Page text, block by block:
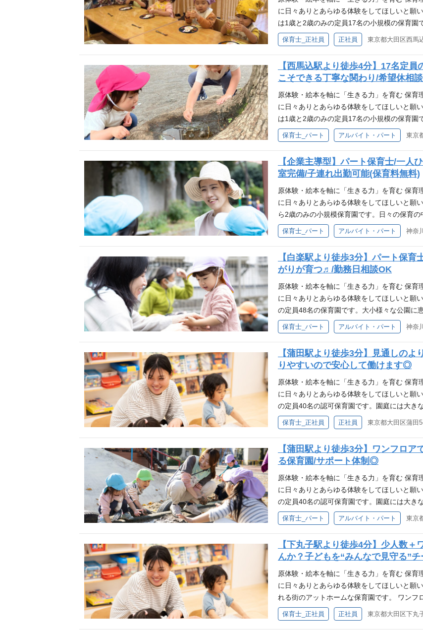
に日々ありとあらゆる体験をしてほしいと願
は1歳と2歳のみの定員17名の小規模の保育
お昼時にはガラス張りの調理室から漂う匂い
さな保育園です。 「小規模園＝ゆったりで負
人ひとりの子どもに深く関われること、 職
す。 「困ったときは自然と声を掛け合う」そ
り添い「自己肯定感」を育む保育を行ってい
ps://kids-lab.co.jp/schedule/ 原体験バスで、
体験バス」を導入。各園で子どもたちが自分
けています。普段の遊びのなかでも、泥んこ
り…こどもたちの「やりたい！」をどうやっ
冊）から、130冊が移動図書館として全園を
扉。移動図書館の本はご家庭への貸し出しも
られたりと保護者支援の一つにもなっていま
保育士_正社員 正社員 東京都大田区西馬
【西馬込駅より徒歩4分】17名定
こそできる丁寧な関わり/希望休相
原体験・絵本を軸に「生きる力」を育む 保
に日々ありとあらゆる体験をしてほしいと願
は1歳と2歳のみの定員17名の小規模の保育
お昼時にはガラス張りの調理室から漂う匂い
さな保育園です。 「小規模園＝ゆったりで負
人ひとりの子どもに深く関われること、 職員
す。 「困ったときは自然と声を掛け合う」そ
り添い「自己肯定感」を育む保育を行ってい
https://kids-lab.co.jp/schedule/ 原体験バスで
「原体験バス」を導入。各園で子どもたちが
出かけています。普段の遊びのなかでも、泥
ったり…こどもたちの「やりたい！」をどう
0冊）から、130冊が移動図書館として全園を
扉。移動図書館の本はご家庭への貸し出しも
られたりと保護者支援の一つにもなっていま
保育士_パート アルバイト・パート 東京
【企業主導型】パート保育士/一
室完備/子連れ出勤可能(保育料無料)
原体験・絵本を軸に「生きる力」を育む 保
に日々ありとあらゆる体験をしてほしいと願
ら2歳のみの小規模保育園です。日々の保育
びを楽しんでいます。 原体験バスで、子ども
ス」を導入。各園で子どもたちが自分たちで
どもたちの「やりたい！」をどうやったら叶
す。 月130冊の絵本が全園を巡回・移動図書
ら、130冊が移動図書館として全園を巡回し
図書館の本はご家庭への貸し出しもしており
と保護者支援の一つにもなっています。 広
図れるよう休憩室を完備しています。 そし
提携施設で保育OK◎ ▶ 扶養内・短時間勤務
負担軽減に取り組んでいます。
保育士_パート アルバイト・パート
【白楽駅より徒歩3分】パート保
がりが育つ♬/勤務日相談OK
原体験・絵本を軸に「生きる力」を育む 保
に日々ありとあらゆる体験をしてほしいと願
の定員48名の保育園です。大小様々な公園に
がある、緑あふれる立地にある認可保育園で
023年度より、「原体験バス」を導入。各園
しに夢中になったり…こどもたちの「やりた
日々最大限考えています。 月130冊の絵本が
館（蔵書6,000冊）から、130冊が移動図書館
世界を広げる扉。移動図書館の本はご家庭へ
に選ぶ姿が見られたりと保護者支援の一つに
保育士_パート アルバイト・パート 神奈
【蒲田駅より徒歩3分】見通しの
りやすいので安心して働けます◎
原体験・絵本を軸に「生きる力」を育む 保
に日々ありとあらゆる体験をしてほしいと願
の定員40名の認可保育園です。園庭には大き
で溢れています。 神奈川と東京の境目にあり
となっています。 原体験バスで、子どもたち
す。普段の遊びのなかでも、泥んこ遊びを楽
もたちの「やりたい！」をどうやったら叶え
月130冊の絵本が全園を巡回・移動図書館 千
0冊が移動図書館として全園を巡回していま
の本はご家庭への貸し出しもしており、お迎
者支援の一つにもなっています。
保育士_正社員 正社員 東京都大田区蒲田
【蒲田駅より徒歩3分】ワンフロ
る保育園/サポート体制◎
原体験・絵本を軸に「生きる力」を育む 保
に日々ありとあらゆる体験をしてほしいと願
の定員40名の認可保育園です。園庭には大き
で溢れています。 神奈川と東京の境目にあり
となっています。 原体験バスで、子どもたち
遊びのなかでも、泥んこ遊びを楽しんだり、
「やりたい！」をどうやったら叶えられるか
回・毎月130冊の移動図書館 千石園に併設す
書館として全園を巡回しています。絵本は子
庭への貸し出しもしており、お帰り時に親子
にもなっています。
保育士_パート アルバイト・パート 東京
【下丸子駅より徒歩4分】少人数
んか？子どもを“みんなで見守る”
原体験・絵本を軸に「生きる力」を育む 保
に日々ありとあらゆる体験をしてほしいと願
れる街のアットホームな保育園です。 ワン
たりとした日々を過ごしています。 原体験バ
り、「原体験バス」を導入。各園で子どもた
保育士_正社員 正社員